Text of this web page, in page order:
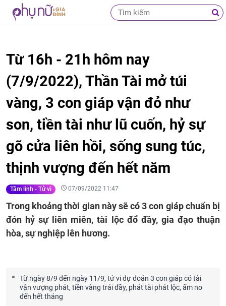
Từ 16h - 21h hôm nay
(7/9/2022), Thần Tài mở túi
vàng, 3 con giáp vận đỏ như
son, tiền tài như lũ cuốn, hỷ sự
gõ cửa liên hồi, sống sung túc,
thịnh vượng đến hết năm
Tâm linh - Tử vi 07/09/2022 11:47
Trong khoảng thời gian này sẽ có 3 con giáp chuẩn bị
đón hỷ sự liên miên, tài lộc đổ đầy, gia đạo thuận
hòa, sự nghiệp lên hương.
Từ ngày 8/9 đến ngày 11/9, tử vi dự đoán 3 con giáp có tài
vận vượng phát, tiền vàng trải đầy, phát tài phát lộc, ấm no
đến hết tháng